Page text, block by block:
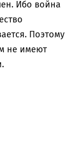
Ибо война
Поэтому
не имеют